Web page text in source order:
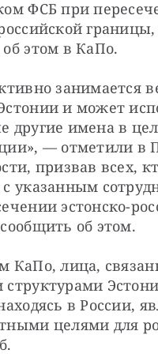
ФСБ при
этом в КаПо.
занимается
и может
другие имена в
— отметили в
призвав всех,
указанным
эстонско-
об этом.
КаПо, лица,
в России,
целями для